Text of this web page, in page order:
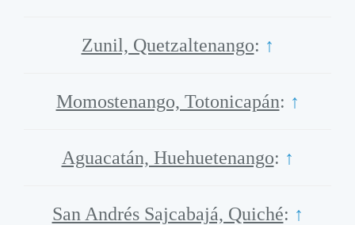
Zunil, Quetzaltenango: ↑
Momostenango, Totonicapán: ↑
Aguacatán, Huehuetenango: ↑
San Andrés Sajcabajá, Quiché: ↑